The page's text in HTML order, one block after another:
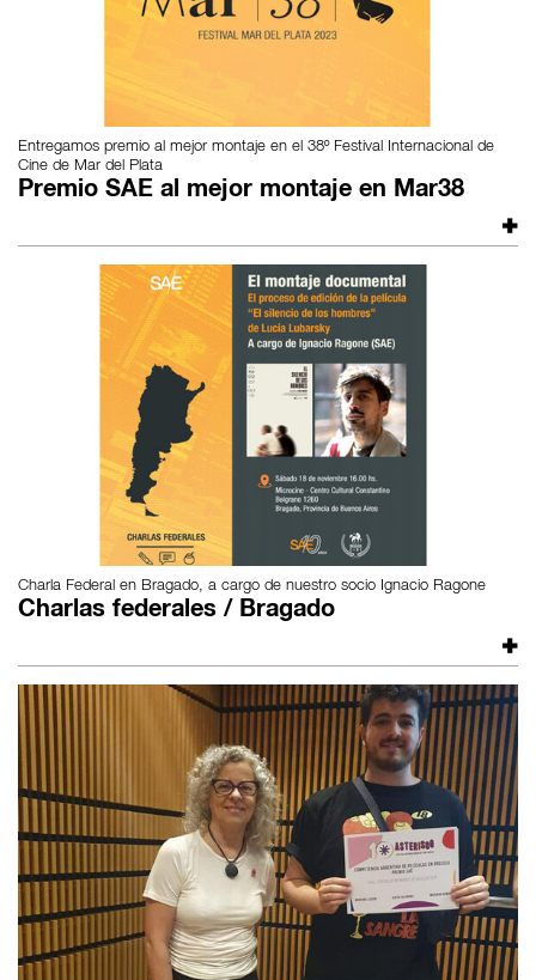
Entregamos premio al mejor montaje en el 38º Festival Internacional de
Cine de Mar del Plata
Premio SAE al mejor montaje en Mar38
Charla Federal en Bragado, a cargo de nuestro socio Ignacio Ragone
Charlas federales / Bragado